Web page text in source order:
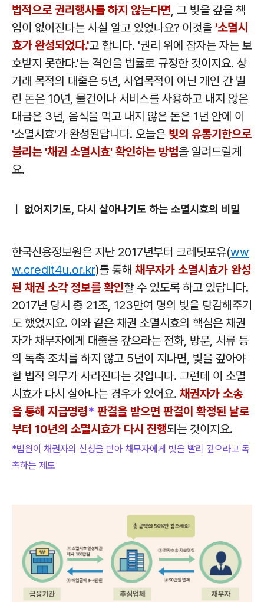
법적으로 권리행사를 하지 않는다면, 그 빚을 갚을 책
임이 없어진다는 사실 알고 있었나요? 이것을 '소멸시
효가 완성되었다.'고 합니다. '권리 위에 잠자는 자는 보
호받지 못한다.'는 격언을 법률로 규정한 것이지요. 상
거래 목적의 대출은 5년, 사업목적이 아닌 개인 간 빌
린 돈은 10년, 물건이나 서비스를 사용하고 내지 않은
대금은 3년, 음식을 먹고 내지 않은 돈은 1년 안에 이
'소멸시효'가 완성된답니다. 오늘은 빚의 유통기한으로
불리는 '채권 소멸시효' 확인하는 방법을 알려드릴게
요.
ㅣ 없어지기도, 다시 살아나기도 하는 소멸시효의 비밀
한국신용정보원은 지난 2017년부터 크레딧포유(ww
w.credit4u.or.kr)를 통해 채무자가 소멸시효가 완성
된 채권 소각 정보를 확인할 수 있도록 하고 있답니다.
2017년 당시 총 21조, 123만여 명의 빚을 탕감해주기
도 했었지요. 이와 같은 채권 소멸시효의 핵심은 채권
자가 채무자에게 대출을 갚으라는 전화, 방문, 서류 등
의 독촉 조치를 하지 않고 5년이 지나면, 빚을 갚아야
할 법적 의무가 사라진다는 것입니다. 그런데 이 소멸
시효가 다시 살아나는 경우가 있어요. 채권자가 소송
을 통해 지급명령* 판결을 받으면 판결이 확정된 날로
부터 10년의 소멸시효가 다시 진행되는 것이지요.
*법원이 채권자의 신청을 받아 채무자에게 빚을 빨리 갚으라고 독
촉하는 제도